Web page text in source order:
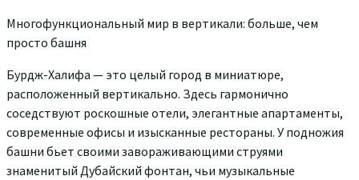
Многофункциональный мир в вертикали: больше, чем
просто башня
Бурдж-Халифа — это целый город в миниатюре,
расположенный вертикально. Здесь гармонично
соседствуют роскошные отели, элегантные апартаменты,
современные офисы и изысканные рестораны. У подножия
башни бьет своими завораживающими струями
знаменитый Дубайский фонтан, чьи музыкальные